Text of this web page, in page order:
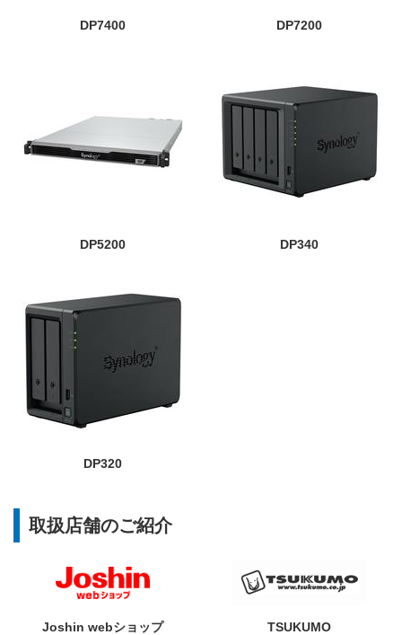
DP7400 DP7200
DP5200 DP340
DP320
取扱店舗のご紹介
Joshin webショップ TSUKUMO